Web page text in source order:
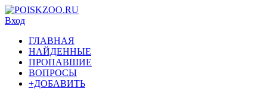
Вход
ГЛАВНАЯ
НАЙДЕННЫЕ
ПРОПАВШИЕ
ВОПРОСЫ
+ДОБАВИТЬ